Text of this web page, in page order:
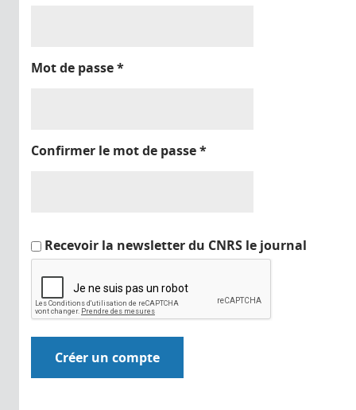
Mot de passe*
Confirmer le mot de passe*
Recevoir la newsletter du CNRS le journal